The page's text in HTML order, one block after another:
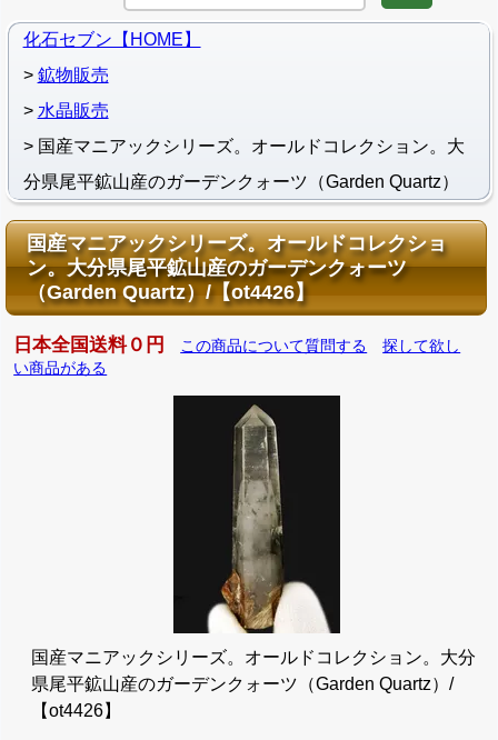
化石セブン【HOME】
鉱物販売
水晶販売
国産マニアックシリーズ。オールドコレクション。大
分県尾平鉱山産のガーデンクォーツ（Garden Quartz）
国産マニアックシリーズ。オールドコレクショ
ン。大分県尾平鉱山産のガーデンクォーツ
（Garden Quartz）/【ot4426】
日本全国送料０円 この商品について質問する
探して欲し
い商品がある
国産マニアックシリーズ。オールドコレクション。大分
県尾平鉱山産のガーデンクォーツ（Garden Quartz）/
【ot4426】